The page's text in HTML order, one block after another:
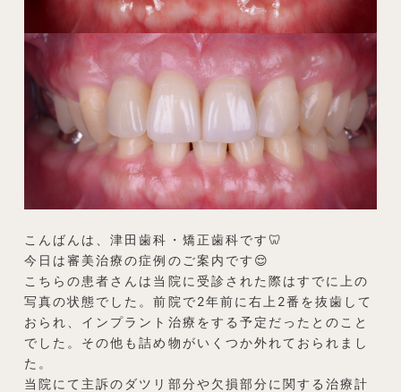
こんばんは、津田歯科・矯正歯科です🦷
今日は審美治療の症例のご案内です😌
こちらの患者さんは当院に受診された際はすでに上の
写真の状態でした。前院で2年前に右上2番を抜歯して
おられ、インプラント治療をする予定だったとのこと
でした。その他も詰め物がいくつか外れておられまし
た。
当院にて主訴のダツリ部分や欠損部分に関する治療計